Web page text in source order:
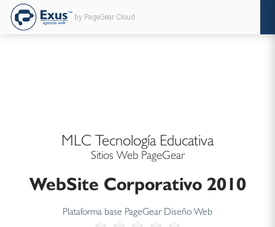
by PageGear Cloud
MLC Tecnología Educativa
Sitios Web PageGear
WebSite Corporativo 2010
Plataforma base PageGear Diseño Web